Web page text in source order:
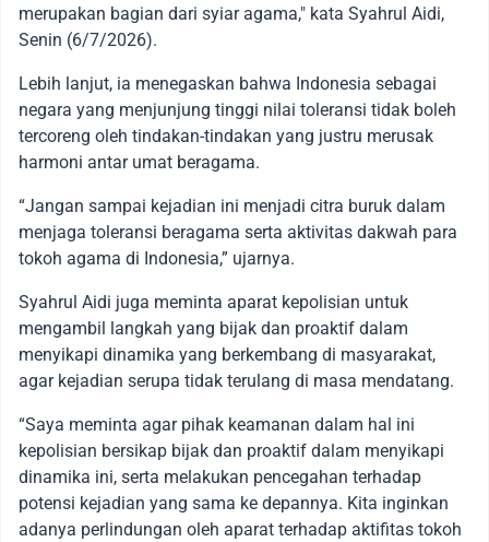
merupakan bagian dari syiar agama," kata Syahrul Aidi,
Senin (6/7/2026).
Lebih lanjut, ia menegaskan bahwa Indonesia sebagai
negara yang menjunjung tinggi nilai toleransi tidak boleh
tercoreng oleh tindakan-tindakan yang justru merusak
harmoni antar umat beragama.
“Jangan sampai kejadian ini menjadi citra buruk dalam
menjaga toleransi beragama serta aktivitas dakwah para
tokoh agama di Indonesia,” ujarnya.
Syahrul Aidi juga meminta aparat kepolisian untuk
mengambil langkah yang bijak dan proaktif dalam
menyikapi dinamika yang berkembang di masyarakat,
agar kejadian serupa tidak terulang di masa mendatang.
“Saya meminta agar pihak keamanan dalam hal ini
kepolisian bersikap bijak dan proaktif dalam menyikapi
dinamika ini, serta melakukan pencegahan terhadap
potensi kejadian yang sama ke depannya. Kita inginkan
adanya perlindungan oleh aparat terhadap aktifitas tokoh